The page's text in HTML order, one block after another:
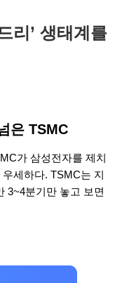
리’ 생태계를
은 TSMC
가 삼성전자를 제치
세하다. TSMC는 지
3~4분기만 놓고 보면